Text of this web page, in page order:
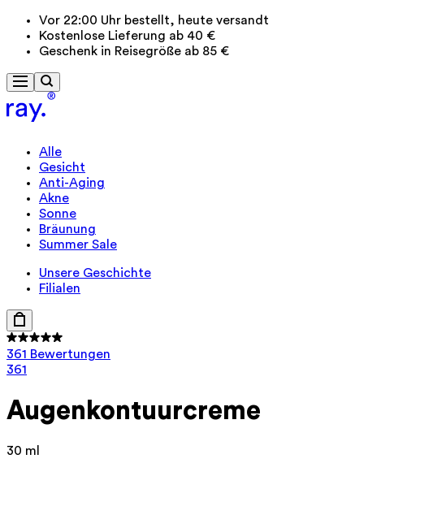
Vor 22:00 Uhr bestellt, heute versandt
Kostenlose Lieferung ab 40 €
Geschenk in Reisegröße ab 85 €
Alle
Gesicht
Anti-Aging
Akne
Sonne
Bräunung
Summer Sale
Unsere Geschichte
Filialen
361 Bewertungen
361
Augenkontuurcreme
30 ml